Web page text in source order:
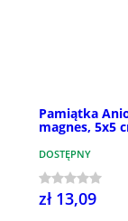
Pamiątka
magnes, 5x5
DOSTĘPNY
zł 13,09